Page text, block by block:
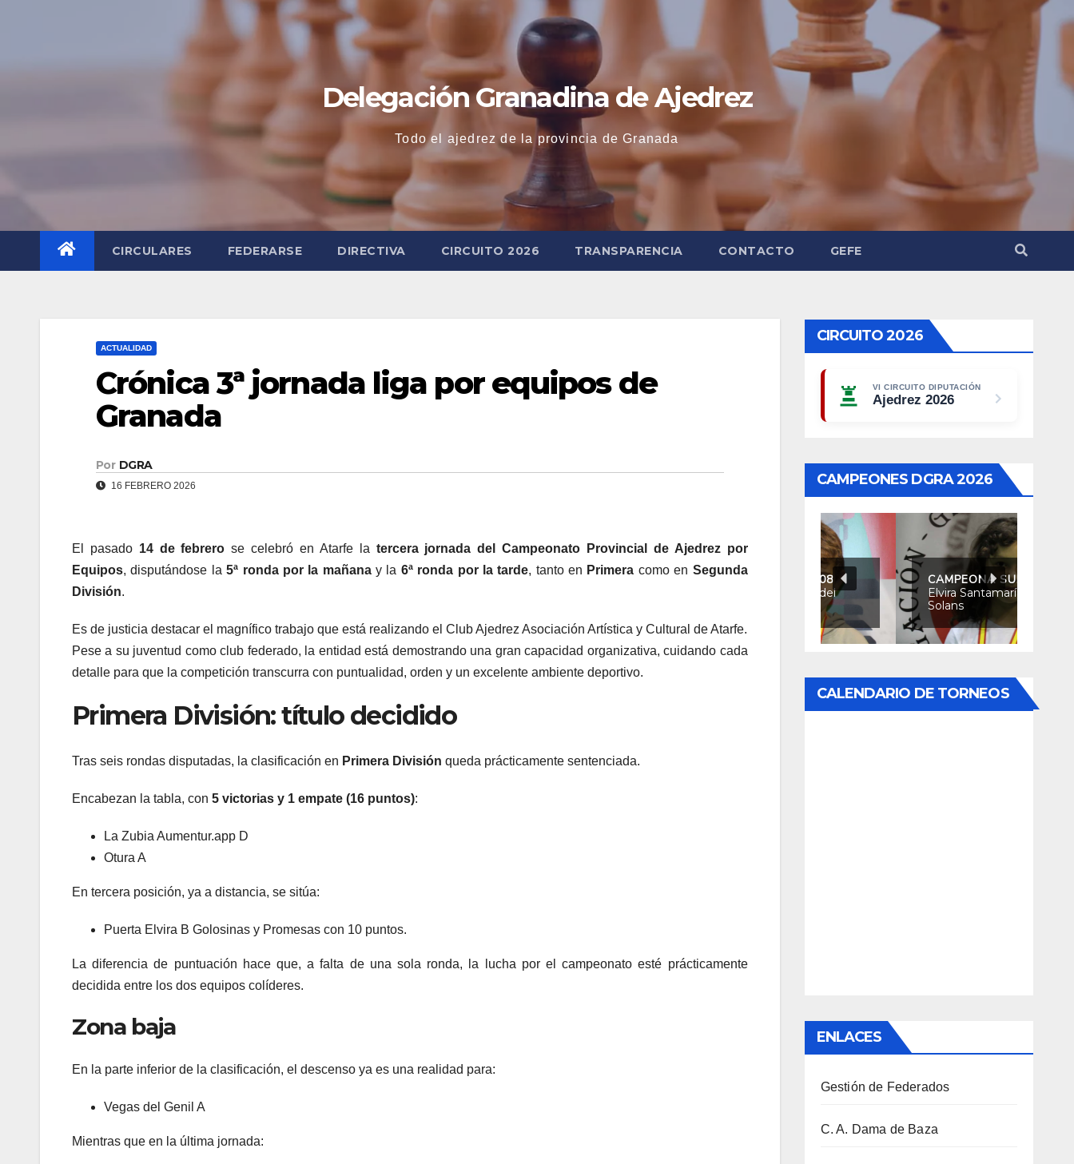
Delegación Granadina de Ajedrez
Todo el ajedrez de la provincia de Granada
CIRCULARES FEDERARSE DIRECTIVA CIRCUITO 2026 TRANSPARENCIA CONTACTO GEFE
ACTUALIDAD
Crónica 3ª jornada liga por equipos de
Granada
Por DGRA
16 FEBRERO 2026
El pasado 14 de febrero se celebró en Atarfe la tercera jornada del Campeonato Provincial de Ajedrez por
Equipos, disputándose la5ª ronda por la mañanay la 6ª ronda por la tarde, tanto en Primera como en Segunda
División.
Es de justicia destacar el magnífico trabajo que está realizando el Club Ajedrez Asociación Artística y Cultural de Atarfe.
Pese a su juventud como club federado, la entidad está demostrando una gran capacidad organizativa, cuidando cada
detalle para que la competición transcurra con puntualidad, orden y un excelente ambiente deportivo.
Primera División: título decidido
Tras seis rondas disputadas, la clasificación en Primera División queda prácticamente sentenciada.
Encabezan la tabla, con 5 victorias y 1 empate (16 puntos):
La Zubia Aumentur.app D
Otura A
En tercera posición, ya a distancia, se sitúa:
Puerta Elvira B Golosinas y Promesas con 10 puntos.
La diferencia de puntuación hace que, a falta de una sola ronda, la lucha por el campeonato esté prácticamente
decidida entre los dos equipos colíderes.
Zona baja
En la parte inferior de la clasificación, el descenso ya es una realidad para:
Vegas del Genil A
Mientras que en la última jornada:
CIRCUITO 2026
VI CIRCUITO DIPUTACIÓN
Ajedrez 2026
CAMPEONES DGRA 2026
CAMPEONA SUB08
Elvira Santamaría
Solans
CALENDARIO DE TORNEOS
ENLACES
Gestión de Federados
C. A. Dama de Baza